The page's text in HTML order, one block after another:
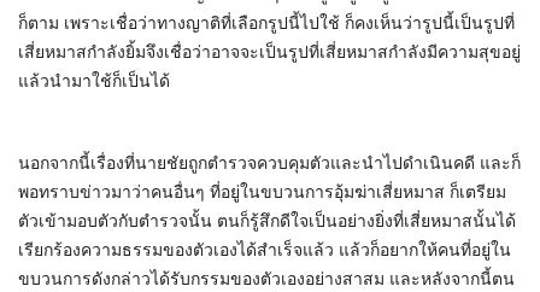
ก็ตาม เพราะเชื่อว่าทางญาติที่เลือกรูปนี้ไปใช้ ก็คงเห็นว่ารูปนี้เป็นรูปที่
เสี่ยหมาสกำลังยิ้มจึงเชื่อว่าอาจจะเป็นรูปที่เสี่ยหมาสกำลังมีความสุขอยู่
แล้วนำมาใช้ก็เป็นได้
นอกจากนี้เรื่องที่นายชัยถูกตำรวจควบคุมตัวและนำไปดำเนินคดี และก็
พอทราบข่าวมาว่าคนอื่นๆ ที่อยู่ในขบวนการอุ้มฆ่าเสี่ยหมาส ก็เตรียม
ตัวเข้ามอบตัวกับตำรวจนั้น ตนก็รู้สึกดีใจเป็นอย่างยิ่งที่เสี่ยหมาสนั้นได้
เรียกร้องความธรรมของตัวเองได้สำเร็จแล้ว แล้วก็อยากให้คนที่อยู่ใน
ขบวนการดังกล่าวได้รับกรรมของตัวเองอย่างสาสม และหลังจากนี้ตน